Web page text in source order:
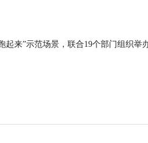
来”示范场景，联合19个部门组织举